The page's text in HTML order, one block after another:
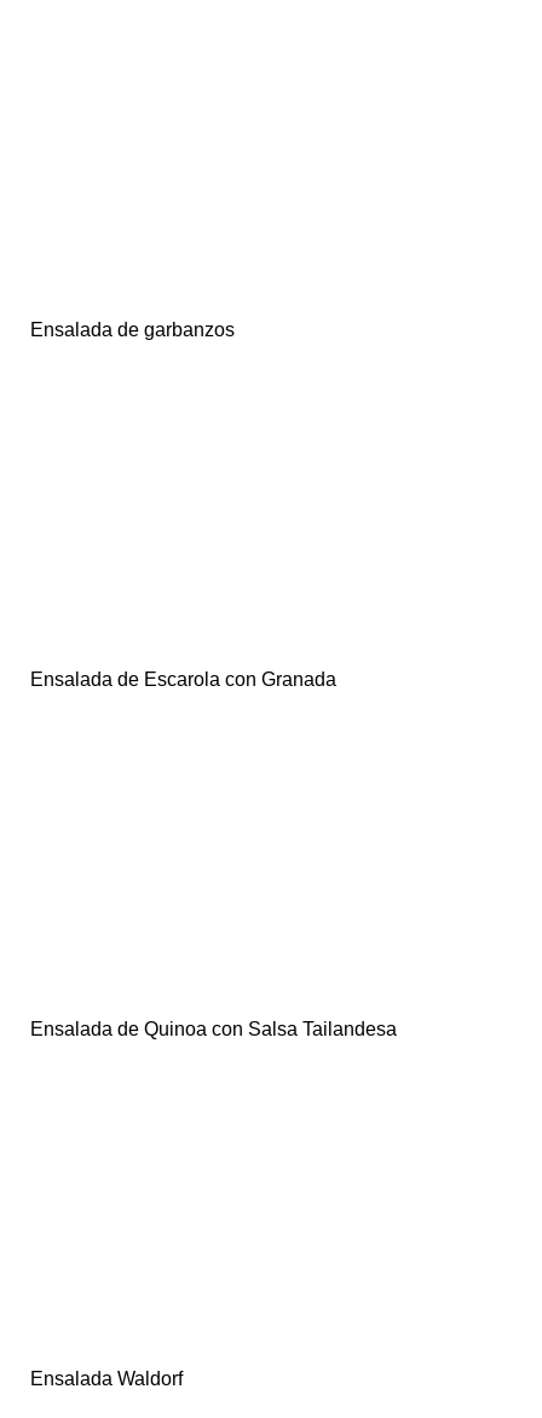
Ensalada de garbanzos
Ensalada de Escarola con Granada
Ensalada de Quinoa con Salsa Tailandesa
Ensalada Waldorf